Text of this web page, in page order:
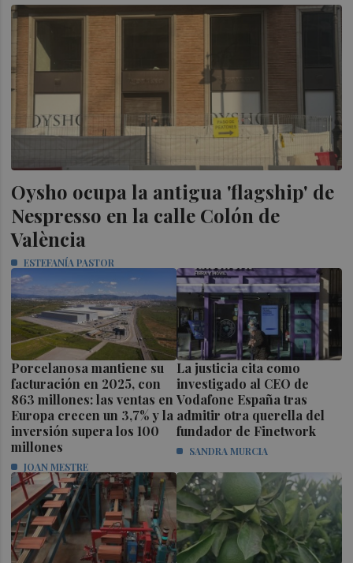
Oysho ocupa la antigua 'flagship' de
Nespresso en la calle Colón de
València
ESTEFANÍA PASTOR
Porcelanosa mantiene su
facturación en 2025, con
863 millones: las ventas en
Europa crecen un 3,7% y la
inversión supera los 100
millones
JOAN MESTRE
La justicia cita como
investigado al CEO de
Vodafone España tras
admitir otra querella del
fundador de Finetwork
SANDRA MURCIA